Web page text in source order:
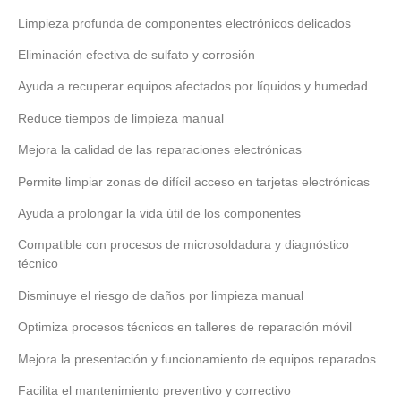
Limpieza profunda de componentes electrónicos delicados
Eliminación efectiva de sulfato y corrosión
Ayuda a recuperar equipos afectados por líquidos y humedad
Reduce tiempos de limpieza manual
Mejora la calidad de las reparaciones electrónicas
Permite limpiar zonas de difícil acceso en tarjetas electrónicas
Ayuda a prolongar la vida útil de los componentes
Compatible con procesos de microsoldadura y diagnóstico
técnico
Disminuye el riesgo de daños por limpieza manual
Optimiza procesos técnicos en talleres de reparación móvil
Mejora la presentación y funcionamiento de equipos reparados
Facilita el mantenimiento preventivo y correctivo